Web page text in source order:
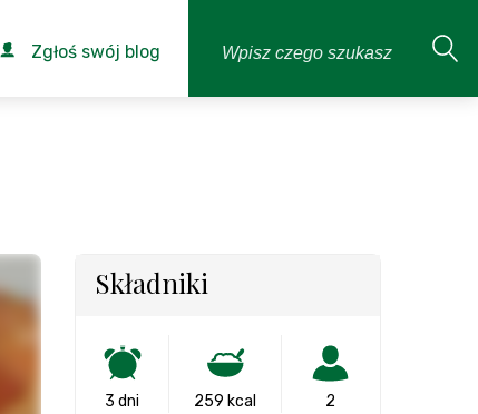
Zgłoś swój blog
Składniki
3 dni 259 kcal 2